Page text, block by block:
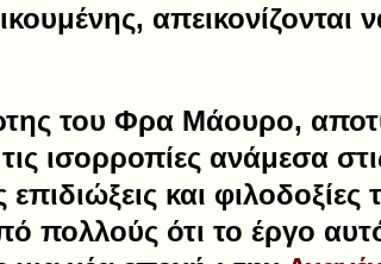
απεικονίζονται
του Φρα Μάουρο,
ισορροπίες ανάμεσα
επιδιώξεις και
πολλούς ότι το έργο